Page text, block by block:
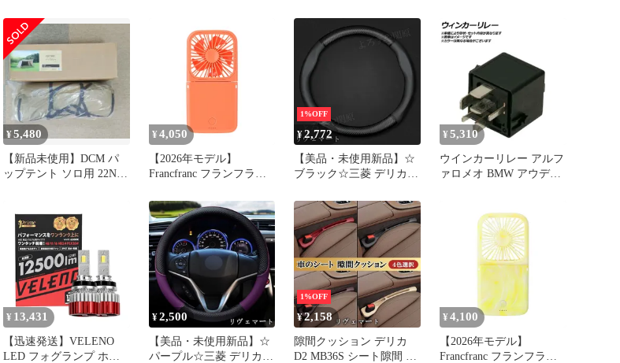
D2R D2S) 35W 8000K 2個
セット純正交換 ハリア
ー/ノア/シエンタA26603
イールカバー 円形 O型 S
サイズ 38CM DELICA D2
アクセサリーB260525
ァン シアーマーブル イ
エロー 携帯扇風機 風量5
段階調整 二つ折り可能
モバイルバッテリー 機能
付き USB充電 Type-C対
応 1
ァン ホワイト 携帯扇風
機 風量5段階調整 二つ折
り可能 モバイルバッテリ
ー 機能付き USB充電
Type-C対応
¥5,480
【新品未使用】DCM パ
ップテント ソロ用 22N
¥ 4,050
【2026年モデル】
Francfranc フランフラン
ァン シャイニー オレン
ジ 携帯扇風機 風量5段階
調整 二つ折り可能 モバ
イルバッテリー 機能付き
USB充電 Type-C対応 0
1%OFF
¥2,772
【美品・未使用新品】☆
ブラック☆三菱 デリカ
ー レザーステアリングホ
イールカバー 円形 O型 S
サイズ 38CM DELICA D2
アクセサリーA260529
¥ 5,310
ウインカーリレー アルフ
ァロメオ BMW アウディ
¥ 13,431
【迅速発送】VELENO
LED フォグランプ ホワ
¥2,500
【美品・未使用新品】☆
パープル☆三菱 デリカ
1%OFF
¥2,158
隙間クッション デリカ
D2 MB36S シート隙間 収
¥ 4,100
【2026年モデル】
Francfranc フランフラン